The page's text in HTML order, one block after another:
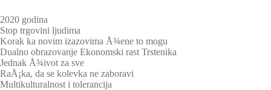
2020 godina
Stop trgovini ljudima
Korak ka novim izazovima Å¾ene to mogu
Dualno obrazovanje Ekonomski rast Trstenika
Jednak Å¾ivot za sve
RaÅ¡ka, da se kolevka ne zaboravi
Multikulturalnost i tolerancija